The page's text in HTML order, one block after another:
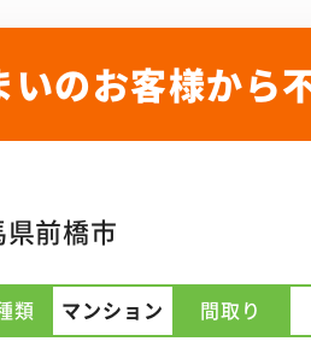
のお客様から
前橋市
類 マンション 間取り